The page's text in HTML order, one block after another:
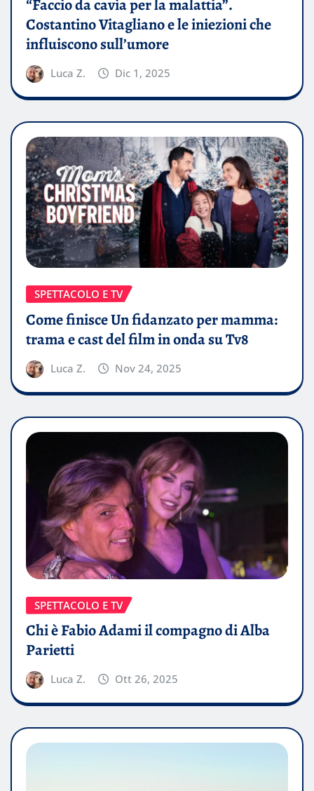
“Faccio da cavia per la malattia”.
Costantino Vitagliano e le iniezioni che
influiscono sull’umore
Luca Z. Dic 1, 2025
SPETTACOLO E TV
Come finisce Un fidanzato per mamma:
trama e cast del film in onda su Tv8
Luca Z. Nov 24, 2025
SPETTACOLO E TV
Chi è Fabio Adami il compagno di Alba
Parietti
Luca Z. Ott 26, 2025